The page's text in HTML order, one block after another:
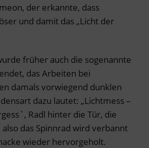
der erkannte, dass
und damit das „Licht der
früher auch die sogenannte
das Arbeiten bei
damals vorwiegend dunklen
dazu lautet: „Lichtmess –
Radl hinter die Tür, die
also das Spinnrad wird verbannt
wieder hervorgeholt.